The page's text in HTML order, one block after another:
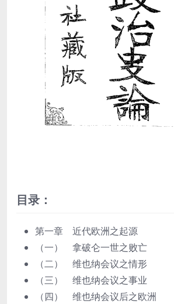
目录：
第一章 近代欧洲之起源
（一） 拿破仑一世之败亡
（二） 维也纳会议之情形
（三） 维也纳会议之事业
（四） 维也纳会议后之欧洲